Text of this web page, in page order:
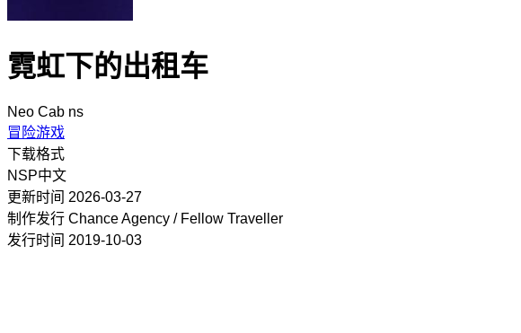
霓虹下的出租车
Neo Cab ns
冒险游戏
下载格式
NSP中文
更新时间 2026-03-27
制作发行 Chance Agency / Fellow Traveller
发行时间 2019-10-03